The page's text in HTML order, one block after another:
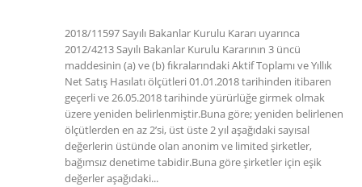
2018/11597 Sayılı Bakanlar Kurulu Kararı uyarınca
2012/4213 Sayılı Bakanlar Kurulu Kararının 3 üncü
maddesinin (a) ve (b) fıkralarındaki Aktif Toplamı ve Yıllık
Net Satış Hasılatı ölçütleri 01.01.2018 tarihinden itibaren
geçerli ve 26.05.2018 tarihinde yürürlüğe girmek olmak
üzere yeniden belirlenmiştir.Buna göre; yeniden belirlenen
ölçütlerden en az 2’si, üst üste 2 yıl aşağıdaki sayısal
değerlerin üstünde olan anonim ve limited şirketler,
bağımsız denetime tabidir.Buna göre şirketler için eşik
değerler aşağıdaki...